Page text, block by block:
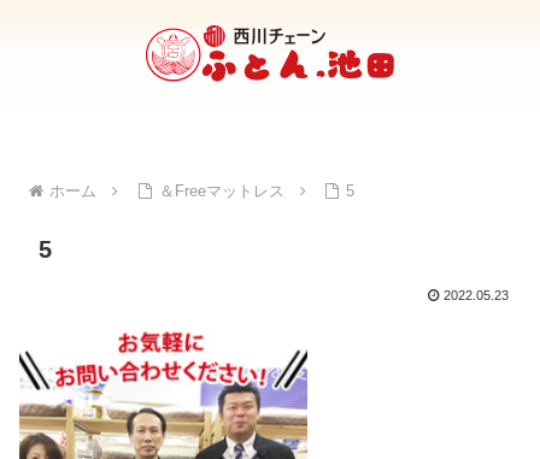
ホーム ＆Freeマットレス 5
5
2022.05.23